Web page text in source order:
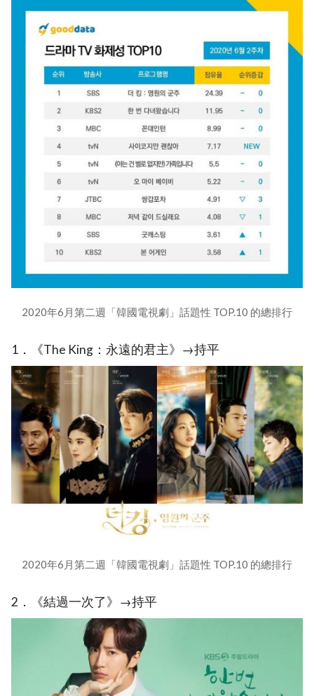
2020年6月第二週「韓國電視劇」話題性 TOP.10 的總排行
1．《The King：永遠的君主》→持平
2020年6月第二週「韓國電視劇」話題性 TOP.10 的總排行
2．《結過一次了》→持平